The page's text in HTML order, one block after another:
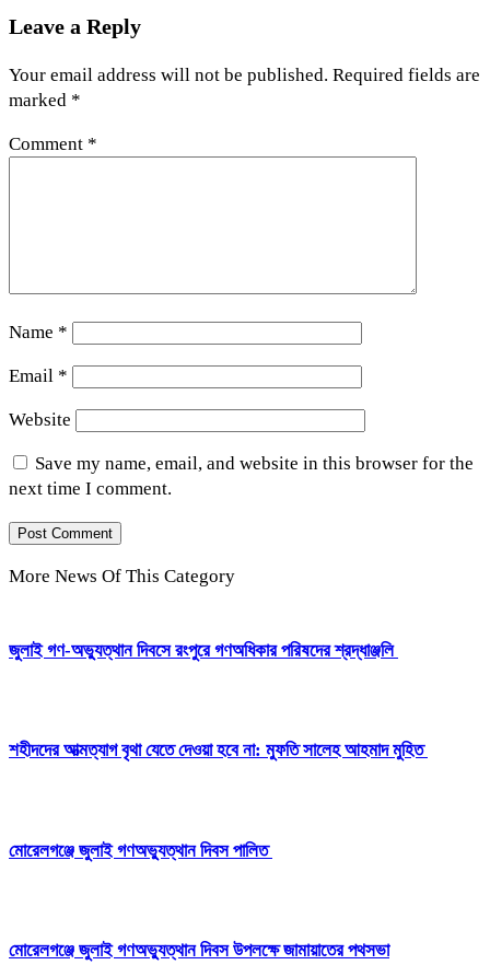
Leave a Reply
Your email address will not be published. Required fields are
marked *
Comment *
Name *
Email *
Website
Save my name, email, and website in this browser for the
next time I comment.
More News Of This Category
‎জুলাই গণ-অভ্যুত্থান দিবসে রংপুরে গণঅধিকার পরিষদের শ্রদ্ধাঞ্জলি ‎
‎শহীদদের আত্মত্যাগ বৃথা যেতে দেওয়া হবে না: মুফতি সালেহ আহমাদ মুহিত ‎
মোরেলগঞ্জে জুলাই গণঅভ্যুত্থান দিবস পালিত
মোরেলগঞ্জে জুলাই গণঅভ্যুত্থান দিবস উপলক্ষে জামায়াতের পথসভা